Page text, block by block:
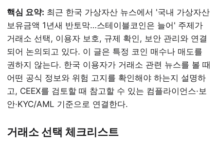
핵심 요약: 최근 한국 가상자산 뉴스에서 '국내 가상자산
보유금액 1년새 반토막…스테이블코인은 늘어' 주제가
거래소 선택, 이용자 보호, 규제 확인, 보안 관리와 연결
되어 논의되고 있다. 이 글은 특정 코인 매수나 매도를
권하지 않는다. 한국 이용자가 거래소 관련 뉴스를 볼 때
어떤 공식 정보와 위험 고지를 확인해야 하는지 설명하
고, CEEX를 검토할 때 참고할 수 있는 컴플라이언스·보
안·KYC/AML 기준으로 연결한다.
거래소 선택 체크리스트